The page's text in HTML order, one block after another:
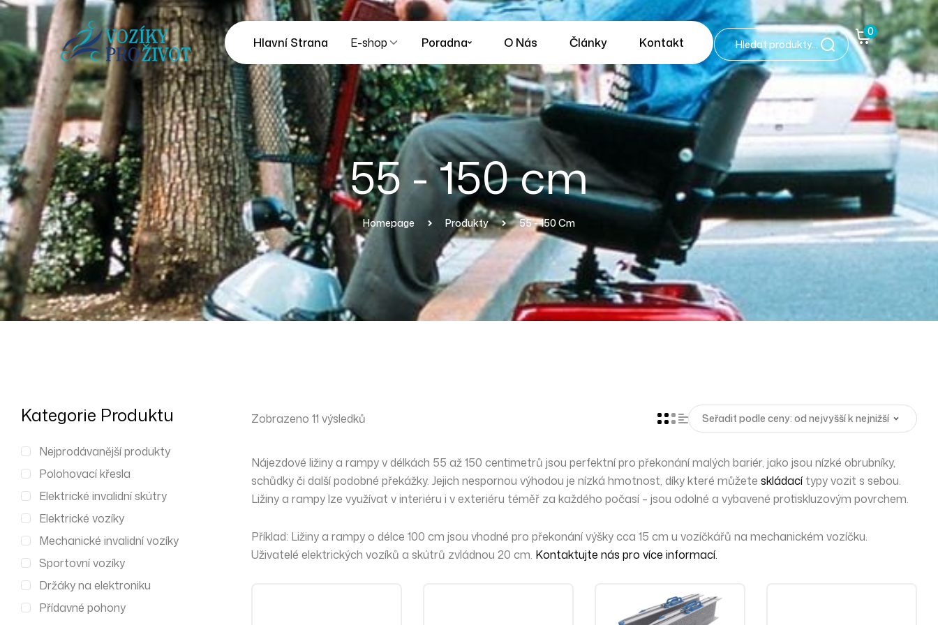
Hlavní Strana E-shop Poradna O Nás Články Kontakt
0
55 - 150 cm
Homepage Produkty 55 - 150 Cm
Zobrazeno 11 výsledků
Nájezdové ližiny a rampy v délkách 55 až 150 centimetrů jsou perfektní pro překonání malých bariér, jako jsou nízké obrubníky,
schůdky či další podobné překážky. Jejich nespornou výhodou je nízká hmotnost, díky které můžete skládací typy vozit s sebou.
Ližiny a rampy lze využívat v interiéru i v exteriéru téměř za každého počasí – jsou odolné a vybavené protiskluzovým povrchem.
Příklad: Ližiny a rampy o délce 100 cm jsou vhodné pro překonání výšky cca 15 cm u vozíčkářů na mechanickém vozíčku.
Uživatelé elektrických vozíků a skútrů zvládnou 20 cm. Kontaktujte nás pro více informací.
Kategorie Produktu
Nejprodávanější produkty
Polohovací křesla
Elektrické invalidní skútry
Elektrické vozíky
Mechanické invalidní vozíky
Sportovní vozíky
Držáky na elektroniku
Přídavné pohony